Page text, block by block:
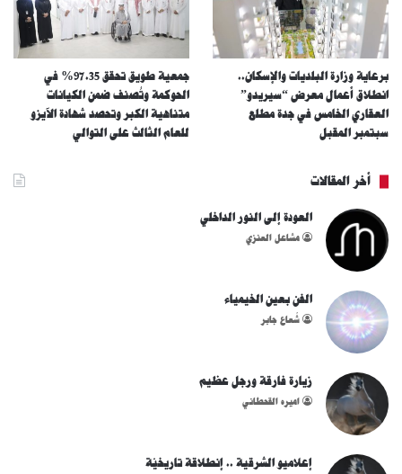
برعاية وزارة البلديات والإسكان..
انطلاق أعمال معرض “سيريدو”
العقاري الخامس في جدة مطلع
سبتمبر المقبل
جمعية طويق تحقق 97.35% في
الحوكمة وتُصنف ضمن الكيانات
متناهية الكبر وتحصد شهادة الآيزو
للعام الثالث على التوالي
أخر المقالات
العودة إلى النور الداخلي
مشاعل العنزي
الفن بعين الخيمياء
شُعاع جابر
زيارة فارقة ورجل عظيم
اميره القحطاني
إعلاميو الشرقية .. إنطلاقة تاريخيّة